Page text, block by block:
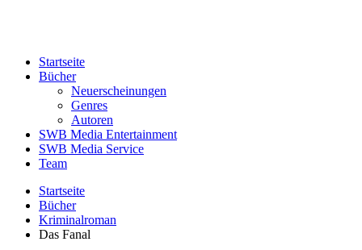
Startseite
Bücher
Neuerscheinungen
Genres
Autoren
SWB Media Entertainment
SWB Media Service
Team
Startseite
Bücher
Kriminalroman
Das Fanal